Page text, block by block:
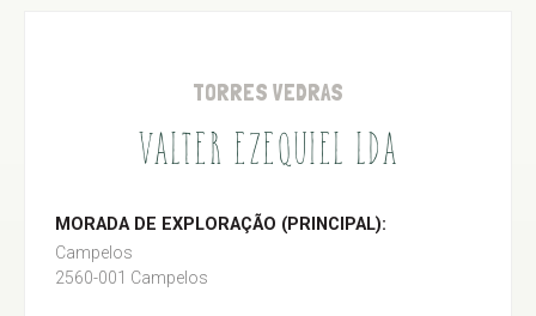
TORRES VEDRAS
VALTER EZEQUIEL LDA
MORADA DE EXPLORAÇÃO (PRINCIPAL):
Campelos
2560-001 Campelos